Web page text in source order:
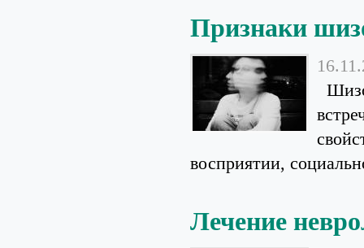
Признаки
восприятии,
Лечение